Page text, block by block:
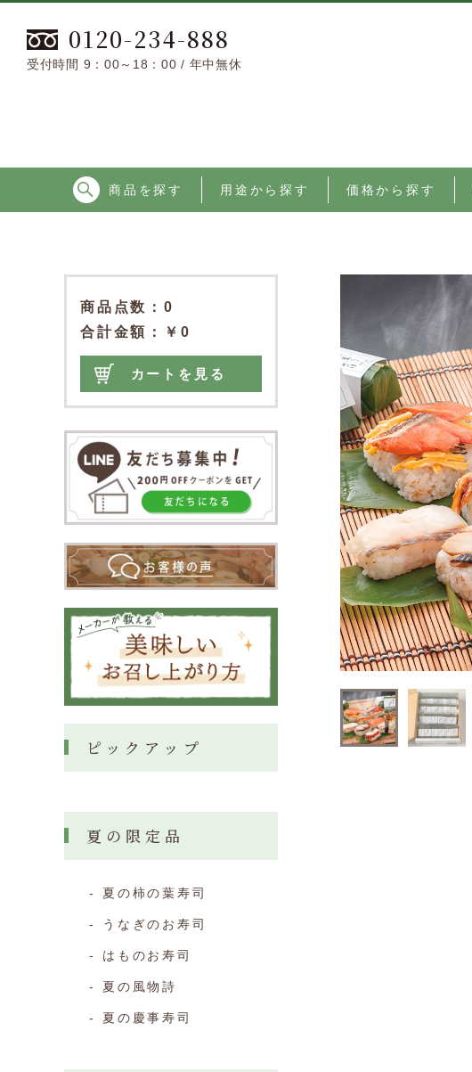
0120-234-888
受付時間 9：00～18：00 / 年中無休
商品を探す 用途から探す 価格から探す
商品点数
0
合計金額
￥0
カートを見る
ピックアップ
夏の限定品
夏の柿の葉寿司
うなぎのお寿司
はものお寿司
夏の風物詩
夏の慶事寿司